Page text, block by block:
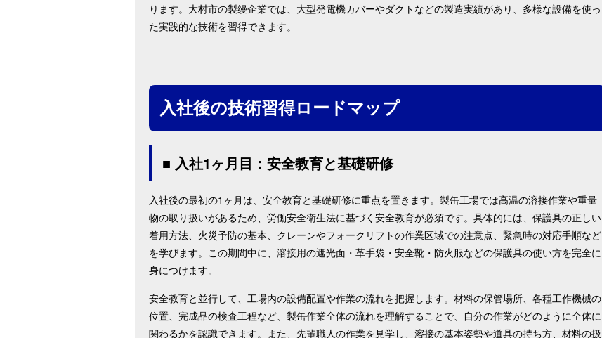
ります。大村市の製缦企業では、大型発電機カバーやダクトなどの製造実績があり、多様な設備を使っ
た実践的な技術を習得できます。
入社後の技術習得ロードマップ
■ 入社1ヶ月目：安全教育と基礎研修
入社後の最初の1ヶ月は、安全教育と基礎研修に重点を置きます。製缶工場では高温の溶接作業や重量
物の取り扱いがあるため、労働安全衛生法に基づく安全教育が必須です。具体的には、保護具の正しい
着用方法、火災予防の基本、クレーンやフォークリフトの作業区域での注意点、緊急時の対応手順など
を学びます。この期間中に、溶接用の遮光面・革手袋・安全靴・防火服などの保護具の使い方を完全に
身につけます。
安全教育と並行して、工場内の設備配置や作業の流れを把握します。材料の保管場所、各種工作機械の
位置、完成品の検査工程など、製缶作業全体の流れを理解することで、自分の作業がどのように全体に
関わるかを認識できます。また、先輩職人の作業を見学し、溶接の基本姿勢や道具の持ち方、材料の扱